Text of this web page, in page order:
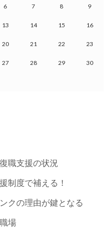
6 7 8 9
13 14 15 16
20 21 22 23
27 28 29 30
職支援の状況
制度で補える！
クの理由が鍵となる
場